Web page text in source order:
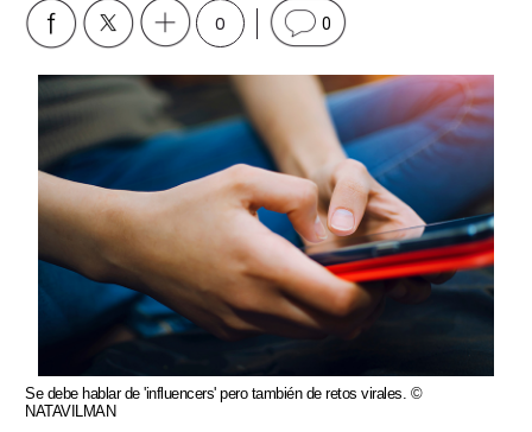
0 0
Se debe hablar de 'influencers' pero también de retos virales. ©
NATAVILMAN